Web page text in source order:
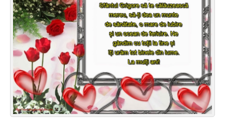
Felicitari muzicale
Felicitari muzicale personalizate
Felicitari animate
Invitatii personalizate
Conecteaza-te